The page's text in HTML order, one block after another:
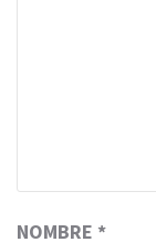
NOMBRE *